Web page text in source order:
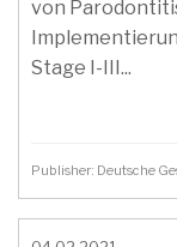
von
Stage I-III...
Publisher: Deutsche